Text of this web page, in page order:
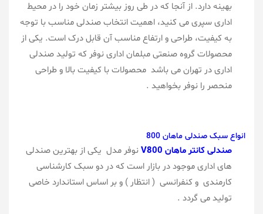
بهینه دارد. از آنجا که در طی روز بیشتر زمان خود را در محیط
اداری سپری می کنید، اهمیت انتخاب صندلی مناسب با توجه
به کیفیت، طراحی و ارتفاع مناسب آن قابل درک است. یکی از
محصولات گروه صنعتی مبلمان اداری نوفر که تولید صندلی
اداری در تهران می باشد محصولات با کیفیت بالا و طراحی
منحصر را نوفر بخواهید .
انواع سبک صندلی ماهان 800
صندلیکانترماهان V800
نوفر مدل یکی از بهترین صندلی
های اداری موجود در بازار است که در دو سبک کارشناسی
کارمندی و کنفرانسی ( انتظار ) و بر اساس استاندارد خاصی
تولید می گردد .